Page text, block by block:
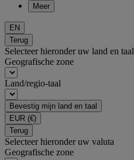
Meer
EN
Terug
Selecteer hieronder uw land en taal
Geografische zone
Land/regio-taal
Bevestig mijn land en taal
EUR (€)
Terug
Selecteer hieronder uw valuta
Geografische zone